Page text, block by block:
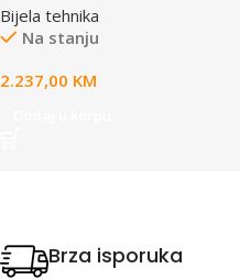
H:192L, Z:74L, 177CM, 36dB
Bijela tehnika
Na stanju
2.237,00 KM
Brza isporuka